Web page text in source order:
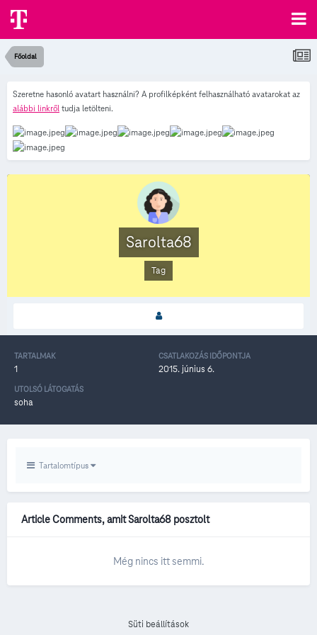
Főoldal
Szeretne hasonló avatart használni? A profilképként felhasználható avatarokat az
alábbi linkről tudja letölteni.
Sarolta68
Tag
TARTALMAK
1
CSATLAKOZÁS IDŐPONTJA
2015. június 6.
UTOLSÓ LÁTOGATÁS
soha
Tartalomtípus
Article Comments, amit Sarolta68 posztolt
Még nincs itt semmi.
Süti beállítások